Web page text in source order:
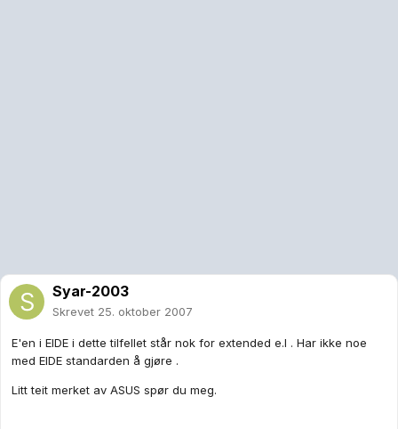
Syar-2003
Skrevet 25. oktober 2007
E'en i EIDE i dette tilfellet står nok for extended e.l . Har ikke noe
med EIDE standarden å gjøre .
Litt teit merket av ASUS spør du meg.